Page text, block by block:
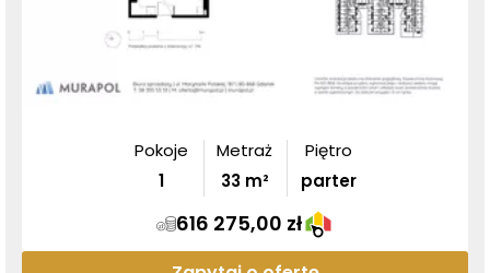
Pokoje
1
Metraż
33m²
Piętro
parter
616 275,00 zł